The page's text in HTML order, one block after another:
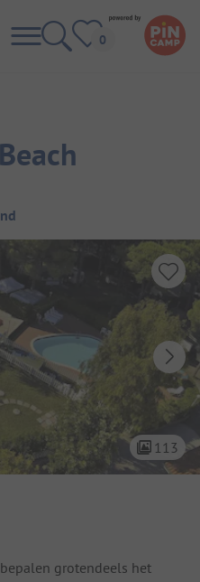
113
grotendeels het